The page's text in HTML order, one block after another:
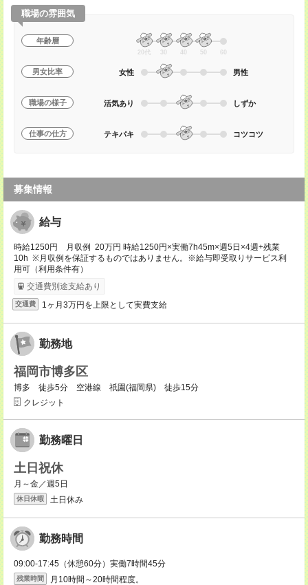
職場の雰囲気
年齢層
20代 30 40 50 60
男女比率 女性 男性
職場の様子 活気あり しずか
仕事の仕方 テキパキ コツコツ
募集情報
給与
時給1250円 月収例 20万円 時給1250円×実働7h45m×週5日×4週+残業
10h ※月収例を保証するものではありません。※給与即受取りサービス利
用可（利用条件有）
交通費別途支給あり
交通費 1ヶ月3万円を上限として実費支給
勤務地
福岡市博多区
博多 徒歩5分 空港線 祇園(福岡県) 徒歩15分
クレジット
勤務曜日
土日祝休
月～金／週5日
休日休暇 土日休み
勤務時間
09:00-17:45（休憩60分）実働7時間45分
残業時間
月10時間～20時間程度。